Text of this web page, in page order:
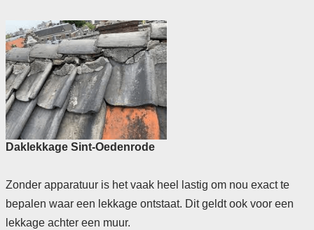
Daklekkage Sint-Oedenrode
Zonder apparatuur is het vaak heel lastig om nou exact te
bepalen waar een lekkage ontstaat. Dit geldt ook voor een
lekkage achter een muur.